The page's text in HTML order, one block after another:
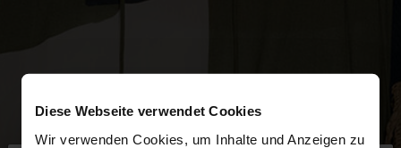
Diese Webseite verwendet Cookies
Wir verwenden Cookies, um Inhalte und Anzeigen zu